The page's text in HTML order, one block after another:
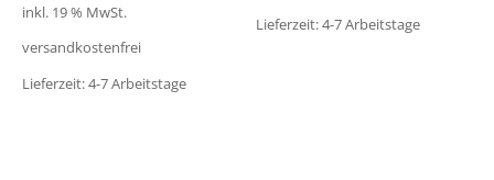
inkl. 19 % MwSt.
versandkostenfrei
Lieferzeit: 4-7 Arbeitstage
Lieferzeit: 4-7 Arbeitstage